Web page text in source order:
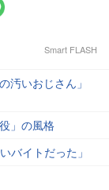
Smart FLASH
汚いおじさん」
」の風格
バイトだった」